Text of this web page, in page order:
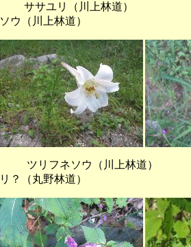
ササユリ（川上林道） ノ
ソウ（川上林道）
ツリフネソウ（川上林道）
リ？（丸野林道）